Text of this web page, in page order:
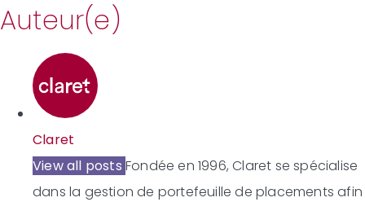
Auteur(e)
Claret
View all posts Fondée en 1996, Claret se spécialise
dans la gestion de portefeuille de placements afin